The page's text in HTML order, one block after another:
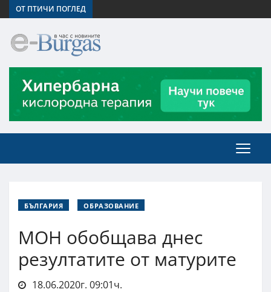
ОТ ПТИЧИ ПОГЛЕД
БЪЛГАРИЯ ОБРАЗОВАНИЕ
МОН обобщава днес
резултатите от матурите
18.06.2020г. 09:01ч.